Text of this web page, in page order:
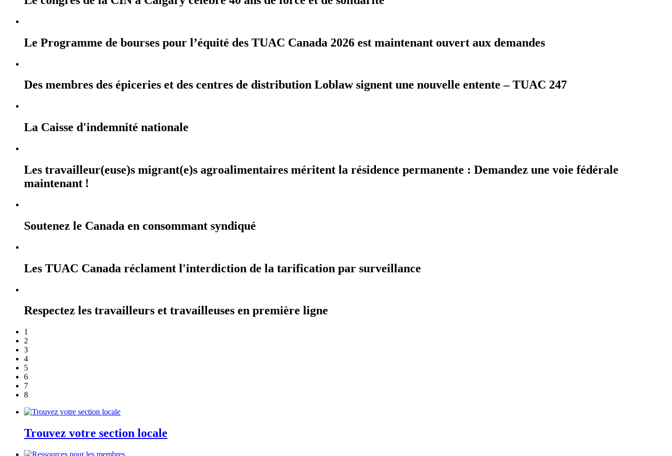
Le Programme de bourses pour l’équité des TUAC Canada 2026 est maintenant ouvert aux demandes
Des membres des épiceries et des centres de distribution Loblaw signent une nouvelle entente – TUAC 247
La Caisse d'indemnité nationale
Les travailleur(euse)s migrant(e)s agroalimentaires méritent la résidence permanente : Demandez une voie fédérale
maintenant !
Soutenez le Canada en consommant syndiqué
Les TUAC Canada réclament l'interdiction de la tarification par surveillance
Respectez les travailleurs et travailleuses en première ligne
1
2
3
4
5
6
7
8
Trouvez votre section locale